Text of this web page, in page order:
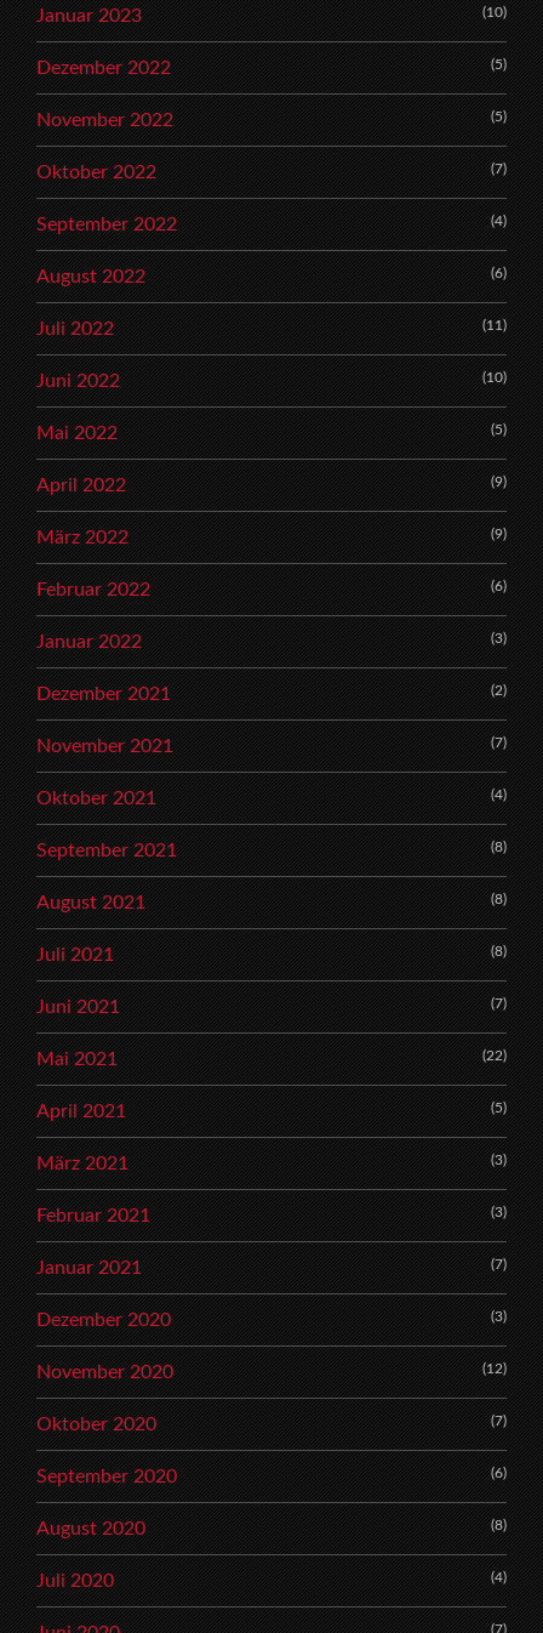
Januar 2023 (10)
Dezember 2022 (5)
November 2022 (5)
Oktober 2022 (7)
September 2022 (4)
August 2022 (6)
Juli 2022 (11)
Juni 2022 (10)
Mai 2022 (5)
April 2022 (9)
März 2022 (9)
Februar 2022 (6)
Januar 2022 (3)
Dezember 2021 (2)
November 2021 (7)
Oktober 2021 (4)
September 2021 (8)
August 2021 (8)
Juli 2021 (8)
Juni 2021 (7)
Mai 2021 (22)
April 2021 (5)
März 2021 (3)
Februar 2021 (3)
Januar 2021 (7)
Dezember 2020 (3)
November 2020 (12)
Oktober 2020 (7)
September 2020 (6)
August 2020 (8)
Juli 2020 (4)
(7)